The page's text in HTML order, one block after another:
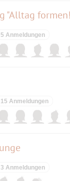
"Alltag
5 Anmeldungen
15 Anmeldungen
3 Anmeldungen